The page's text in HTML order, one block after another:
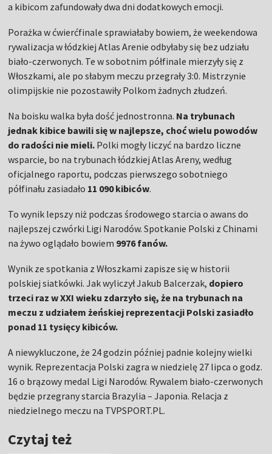
a kibicom zafundowały dwa dni dodatkowych emocji.
Porażka w ćwierćfinale sprawiałaby bowiem, że weekendowa
rywalizacja w łódzkiej Atlas Arenie odbyłaby się bez udziału
biało-czerwonych. Te w sobotnim półfinale mierzyły się z
Włoszkami, ale po słabym meczu przegrały 3:0. Mistrzynie
olimpijskie nie pozostawiły Polkom żadnych złudzeń.
Na boisku walka była dość jednostronna. Na trybunach
jednak kibice bawili się w najlepsze, choć wielu powodów
do radości nie mieli. Polki mogły liczyć na bardzo liczne
wsparcie, bo na trybunach łódzkiej Atlas Areny, według
oficjalnego raportu, podczas pierwszego sobotniego
półfinału zasiadało 11 090 kibiców.
To wynik lepszy niż podczas środowego starcia o awans do
najlepszej czwórki Ligi Narodów. Spotkanie Polski z Chinami
na żywo oglądało bowiem 9976 fanów.
Wynik ze spotkania z Włoszkami zapisze się w historii
polskiej siatkówki. Jak wyliczył Jakub Balcerzak, dopiero
trzeci raz w XXI wieku zdarzyło się, że na trybunach na
meczu z udziałem żeńskiej reprezentacji Polski zasiadło
ponad 11 tysięcy kibiców.
A niewykluczone, że 24 godzin później padnie kolejny wielki
wynik. Reprezentacja Polski zagra w niedzielę 27 lipca o godz.
16 o brązowy medal Ligi Narodów. Rywalem biało-czerwonych
będzie przegrany starcia Brazylia – Japonia. Relacja z
niedzielnego meczu na TVPSPORT.PL.
Czytaj też